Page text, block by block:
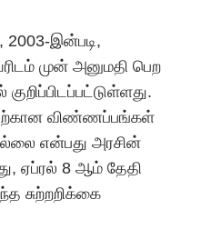
2003-இன்படி,
முன் அனுமதி பெற
விண்ணப்பங்கள்
என்பது அரசின்
ஏப்ரல் 8 ஆம் தேதி
சுற்றறிக்கை